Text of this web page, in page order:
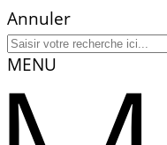
Annuler
MENU